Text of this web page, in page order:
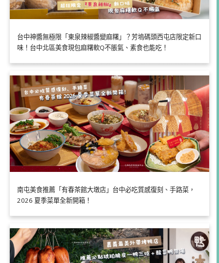
台中神醬無極限「東泉辣椒醬變麻糬」？芳塢碼頭西屯店限定新口
味！台中北區美食現包麻糬軟Q不脹氣、素食也能吃！
南屯美食推薦「有春茶館大墩店」台中必吃質感復刻、手路菜，
2026 夏季菜單全新開箱！